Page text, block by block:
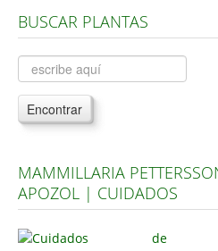
Árboles, Cicas y Palmeras de
Plantas Anuales y Perennes
Plantas Bulbosas y Acuáticas
Plantas de Interior
Plantas Aromáticas y de
Plantas Carnívoras y
Consejos
BUSCAR PLANTAS
Encontrar
MAMMILLARIA
APOZOL | CUIDADOS